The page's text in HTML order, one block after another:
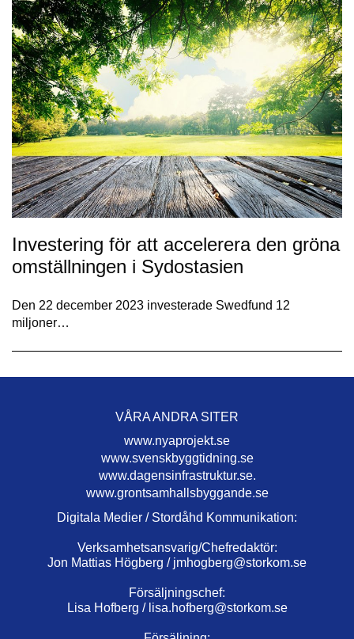
Investering för att accelerera den gröna
omställningen i Sydostasien
Den 22 december 2023 investerade Swedfund 12
miljoner…
VÅRA ANDRA SITER
www.nyaprojekt.se
www.svenskbyggtidning.se
www.dagensinfrastruktur.se.
www.grontsamhallsbyggande.se
Digitala Medier / Stordåhd Kommunikation:
Verksamhetsansvarig/Chefredaktör:
Jon Mattias Högberg / jmhogberg@storkom.se
Försäljningschef:
Lisa Hofberg / lisa.hofberg@storkom.se